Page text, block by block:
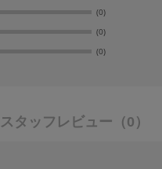
(0)
(0)
(0)
スタッフレビュー （0）